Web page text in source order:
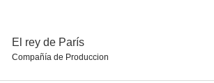
El rey de París
Compañía de Produccion